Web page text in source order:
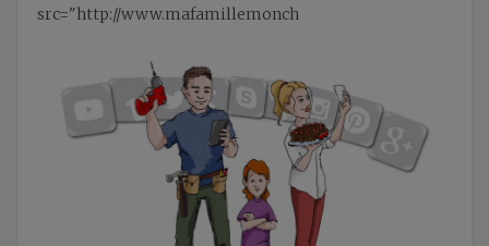
src="http://www.mafamillemonch